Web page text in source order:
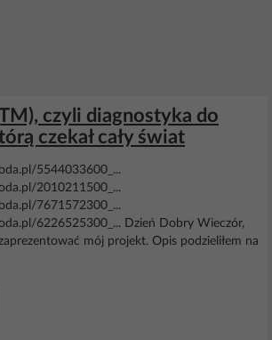
czyli diagnostyka do
czekał cały świat
5544033600_...
2010211500_...
7671572300_...
6226525300_... Dzień Dobry Wieczór,
mój projekt. Opis podzieliłem na